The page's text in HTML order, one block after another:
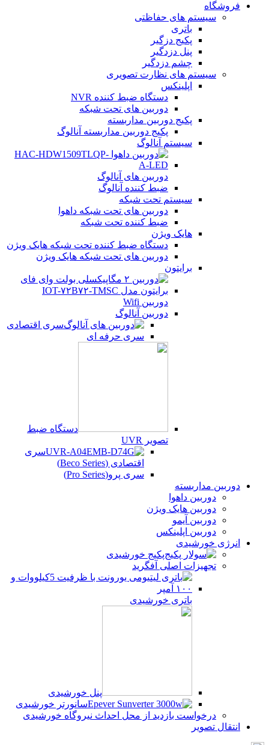
فروشگاه
سیستم های حفاظتی
باتری
پکیج دزگیر
پنل دزدگیر
چشم دزدگیر
سیستم های نظارت تصویری
اپلینکس
دستگاه ضبط کننده NVR
دوربین های تحت شبکه
پکیج دوربین مداربسته
پکیج دوربین مداربسته آنالوگ
سیستم آنالوگ
دوربین های آنالوگ
ضبط کننده آنالوگ
سیستم تحت شبکه
دوربین های تحت شبکه داهوا
ضبط کننده تحت شبکه
هایک ویژن
دستگاه ضبط کننده تحت شبکه هایک ویژن
دوربین های تحت شبکه هایک ویژن
برایتون
دوربین Wifi
دوربین آنالوگ
سری اقتصادی
سری حرفه ای
دستگاه ضبط
تصویر UVR
سری
اقتصادی (Beco Series)
سری پرو(Pro Series)
دوربین مداربسته
دوربین داهوا
دوربین هایک ویژن
دوربین آیمو
دوربین اپلینکس
انرژی خورشیدی
پکیج خورشیدی
تجهیزات اصلی آفگرید
باتری خورشیدی
پنل خورشیدی
سانورتر خورشیدی
درخواست بازدید از محل احداث نیروگاه خورشیدی
انتقال تصویر